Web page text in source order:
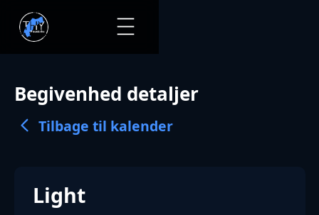
Begivenhed detaljer
Tilbage til kalender
Light